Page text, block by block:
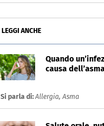
LEGGI ANCHE
Quando
causa
Si parla di:Allergia,Asma